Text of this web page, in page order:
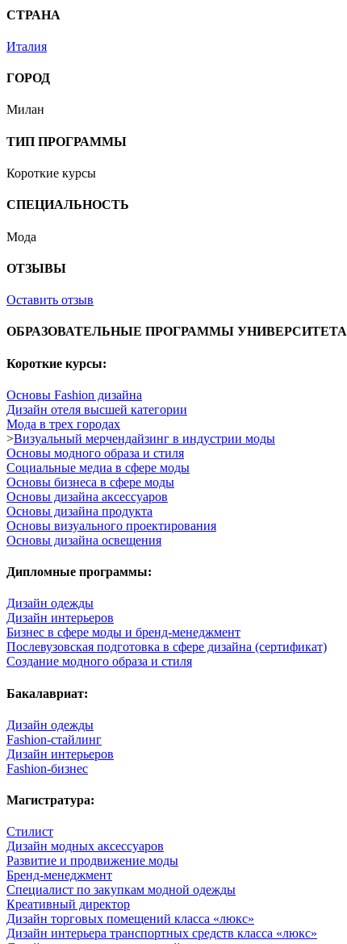
СТРАНА
Италия
ГОРОД
Милан
ТИП ПРОГРАММЫ
Короткие курсы
СПЕЦИАЛЬНОСТЬ
Мода
ОТЗЫВЫ
Оставить отзыв
ОБРАЗОВАТЕЛЬНЫЕ ПРОГРАММЫ УНИВЕРСИТЕТА
Короткие курсы:
Основы Fashion дизайна
Дизайн отеля высшей категории
Мода в трех городах
>Визуальный мерчендайзинг в индустрии моды
Основы модного образа и стиля
Социальные медиа в сфере моды
Основы бизнеса в сфере моды
Основы дизайна аксессуаров
Основы дизайна продукта
Основы визуального проектирования
Основы дизайна освещения
Дипломные программы:
Дизайн одежды
Дизайн интерьеров
Бизнес в сфере моды и бренд-менеджмент
Послевузовская подготовка в сфере дизайна (сертификат)
Создание модного образа и стиля
Бакалавриат:
Дизайн одежды
Fashion-стайлинг
Дизайн интерьеров
Fashion-бизнес
Магистратура:
Стилист
Дизайн модных аксессуаров
Развитие и продвижение моды
Бренд-менеджмент
Специалист по закупкам модной одежды
Креативный директор
Дизайн торговых помещений класса «люкс»
Дизайн интерьера транспортных средств класса «люкс»